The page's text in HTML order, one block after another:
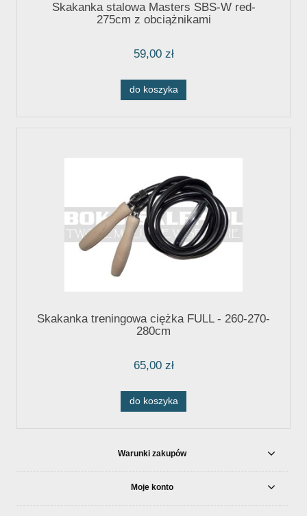
Skakanka stalowa Masters SBS-W red-
275cm z obciążnikami
59,00 zł
do koszyka
Skakanka treningowa ciężka FULL - 260-270-
280cm
65,00 zł
do koszyka
Warunki zakupów
Moje konto